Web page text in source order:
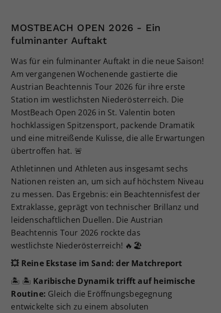
MOSTBEACH OPEN 2026 - Ein
fulminanter Auftakt
Was für ein fulminanter Auftakt in die neue Saison!
Am vergangenen Wochenende gastierte die
Austrian Beachtennis Tour 2026 für ihre erste
Station im westlichsten Niederösterreich. Die
MostBeach Open 2026 in St. Valentin boten
hochklassigen Spitzensport, packende Dramatik
und eine mitreißende Kulisse, die alle Erwartungen
übertroffen hat. 🚨
Athletinnen und Athleten aus insgesamt sechs
Nationen reisten an, um sich auf höchstem Niveau
zu messen. Das Ergebnis: ein Beachtennisfest der
Extraklasse, geprägt von technischer Brillanz und
leidenschaftlichen Duellen. Die Austrian
Beachtennis Tour 2026 rockte das
westlichste Niederösterreich! 🔥🏖️
💥Reine Ekstase im Sand: der Matchreport
🏝️ 🏝️ Karibische Dynamik trifft auf heimische
Routine: Gleich die Eröffnungsbegegnung
entwickelte sich zu einem absoluten